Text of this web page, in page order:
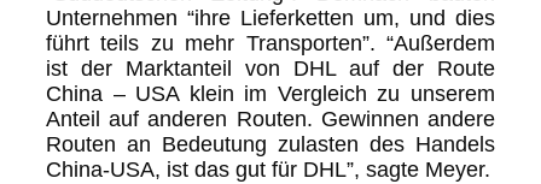
Unternehmen “ihre Lieferketten um, und dies
führt teils zu mehr Transporten”. “Außerdem
ist der Marktanteil von DHL auf der Route
China – USA klein im Vergleich zu unserem
Anteil auf anderen Routen. Gewinnen andere
Routen an Bedeutung zulasten des Handels
China-USA, ist das gut für DHL”, sagte Meyer.